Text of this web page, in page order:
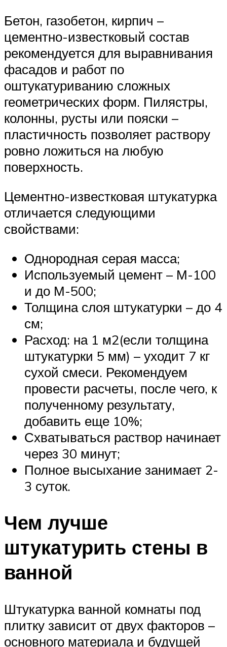
Бетон, газобетон, кирпич –
цементно-известковый состав
рекомендуется для выравнивания
фасадов и работ по
оштукатуриванию сложных
геометрических форм. Пилястры,
колонны, русты или пояски –
пластичность позволяет раствору
ровно ложиться на любую
поверхность.
Цементно-известковая штукатурка
отличается следующими
свойствами:
Однородная серая масса;
Используемый цемент – М-100
и до М-500;
Толщина слоя штукатурки – до 4
см;
Расход: на 1 м2(если толщина
штукатурки 5 мм) – уходит 7 кг
сухой смеси. Рекомендуем
провести расчеты, после чего, к
полученному результату,
добавить еще 10%;
Схватываться раствор начинает
через 30 минут;
Полное высыхание занимает 2-
3 суток.
Чем лучше
штукатурить стены в
ванной
Штукатурка ванной комнаты под
плитку зависит от двух факторов –
основного материала и будущей